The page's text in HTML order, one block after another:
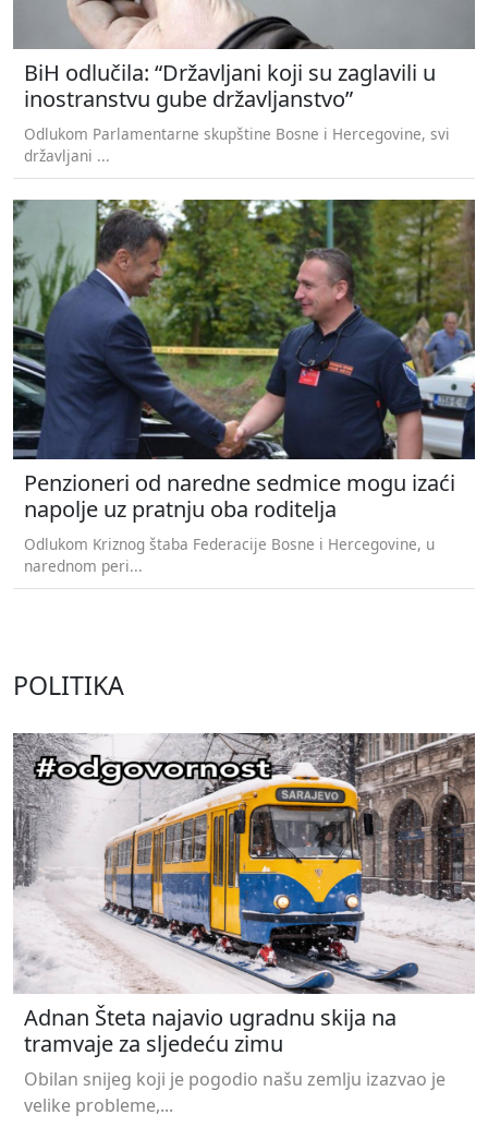
BiH odlučila: “Državljani koji su zaglavili u
inostranstvu gube državljanstvo”
Odlukom Parlamentarne skupštine Bosne i Hercegovine, svi
državljani ...
Penzioneri od naredne sedmice mogu izaći
napolje uz pratnju oba roditelja
Odlukom Kriznog štaba Federacije Bosne i Hercegovine, u
narednom peri...
POLITIKA
Adnan Šteta najavio ugradnu skija na
tramvaje za sljedeću zimu
Obilan snijeg koji je pogodio našu zemlju izazvao je
velike probleme,...